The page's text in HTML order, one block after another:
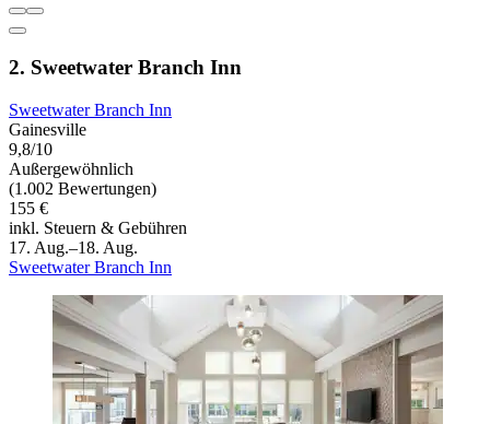
2. Sweetwater Branch Inn
Sweetwater Branch Inn
Gainesville
9,8/10
Außergewöhnlich
(1.002 Bewertungen)
155 €
inkl. Steuern & Gebühren
17. Aug.–18. Aug.
Sweetwater Branch Inn